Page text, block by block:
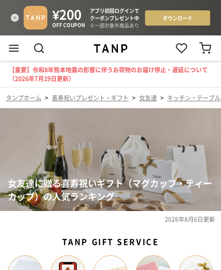
【重要】令和8年熊本地震の影響に伴うお荷物のお届け停止・遅延について
（2026年7月29日更新）
タンプホーム > 喜寿祝いプレゼント・ギフト > 女友達 > キッチン・テーブ
女友達に贈る喜寿祝いギフト（マグカップ・ティー
カップ）の人気ランキング
2026年8月6日更新
TANP GIFT SERVICE